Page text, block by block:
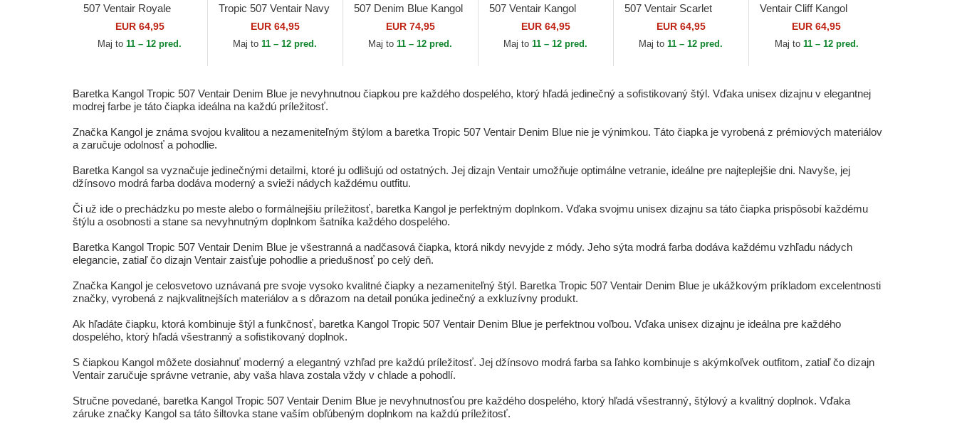
507 Ventair Royale
EUR 64,95
Maj to11 – 12 pred.
Tropic 507 Ventair Navy
EUR 64,95
Maj to11 – 12 pred.
507 Denim Blue Kangol
EUR 74,95
Maj to11 – 12 pred.
507 Ventair Kangol
EUR 64,95
Maj to11 – 12 pred.
507 Ventair Scarlet
EUR 64,95
Maj to11 – 12 pred.
Ventair Cliff Kangol
EUR 64,95
Maj to 11 – 12 pred.
Baretka Kangol Tropic 507 Ventair Denim Blue je nevyhnutnou čiapkou pre každého dospelého, ktorý hľadá jedinečný a sofistikovaný štýl. Vďaka unisex dizajnu v elegantnej
modrej farbe je táto čiapka ideálna na každú príležitosť.
Značka Kangol je známa svojou kvalitou a nezameniteľným štýlom a baretka Tropic 507 Ventair Denim Blue nie je výnimkou. Táto čiapka je vyrobená z prémiových materiálov
a zaručuje odolnosť a pohodlie.
Baretka Kangol sa vyznačuje jedinečnými detailmi, ktoré ju odlišujú od ostatných. Jej dizajn Ventair umožňuje optimálne vetranie, ideálne pre najteplejšie dni. Navyše, jej
džínsovo modrá farba dodáva moderný a svieži nádych každému outfitu.
Či už ide o prechádzku po meste alebo o formálnejšiu príležitosť, baretka Kangol je perfektným doplnkom. Vďaka svojmu unisex dizajnu sa táto čiapka prispôsobí každému
štýlu a osobnosti a stane sa nevyhnutným doplnkom šatníka každého dospelého.
Baretka Kangol Tropic 507 Ventair Denim Blue je všestranná a nadčasová čiapka, ktorá nikdy nevyjde z módy. Jeho sýta modrá farba dodáva každému vzhľadu nádych
elegancie, zatiaľ čo dizajn Ventair zaisťuje pohodlie a priedušnosť po celý deň.
Značka Kangol je celosvetovo uznávaná pre svoje vysoko kvalitné čiapky a nezameniteľný štýl. Baretka Tropic 507 Ventair Denim Blue je ukážkovým príkladom excelentnosti
značky, vyrobená z najkvalitnejších materiálov a s dôrazom na detail ponúka jedinečný a exkluzívny produkt.
Ak hľadáte čiapku, ktorá kombinuje štýl a funkčnosť, baretka Kangol Tropic 507 Ventair Denim Blue je perfektnou voľbou. Vďaka unisex dizajnu je ideálna pre každého
dospelého, ktorý hľadá všestranný a sofistikovaný doplnok.
S čiapkou Kangol môžete dosiahnuť moderný a elegantný vzhľad pre každú príležitosť. Jej džínsovo modrá farba sa ľahko kombinuje s akýmkoľvek outfitom, zatiaľ čo dizajn
Ventair zaručuje správne vetranie, aby vaša hlava zostala vždy v chlade a pohodlí.
Stručne povedané, baretka Kangol Tropic 507 Ventair Denim Blue je nevyhnutnosťou pre každého dospelého, ktorý hľadá všestranný, štýlový a kvalitný doplnok. Vďaka
záruke značky Kangol sa táto šiltovka stane vaším obľúbeným doplnkom na každú príležitosť.